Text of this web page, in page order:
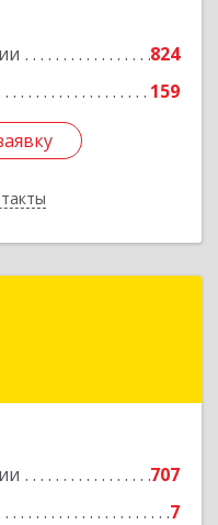
824
159
707
7
обл, Волжский г, им